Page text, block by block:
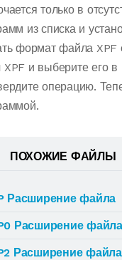
только в
из списка и
формат файла XPF
и выберите его
операцию.
ПОХОЖИЕ ФАЙЛЫ
Расширение файла
Расширение файла
Расширение файла